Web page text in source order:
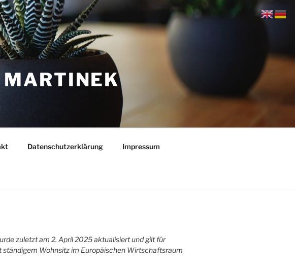
MARTINEK
Datenschutzerklärung Impressum
zuletzt am 2. April 2025 aktualisiert und gilt für
ständigem Wohnsitz im Europäischen Wirtschaftsraum